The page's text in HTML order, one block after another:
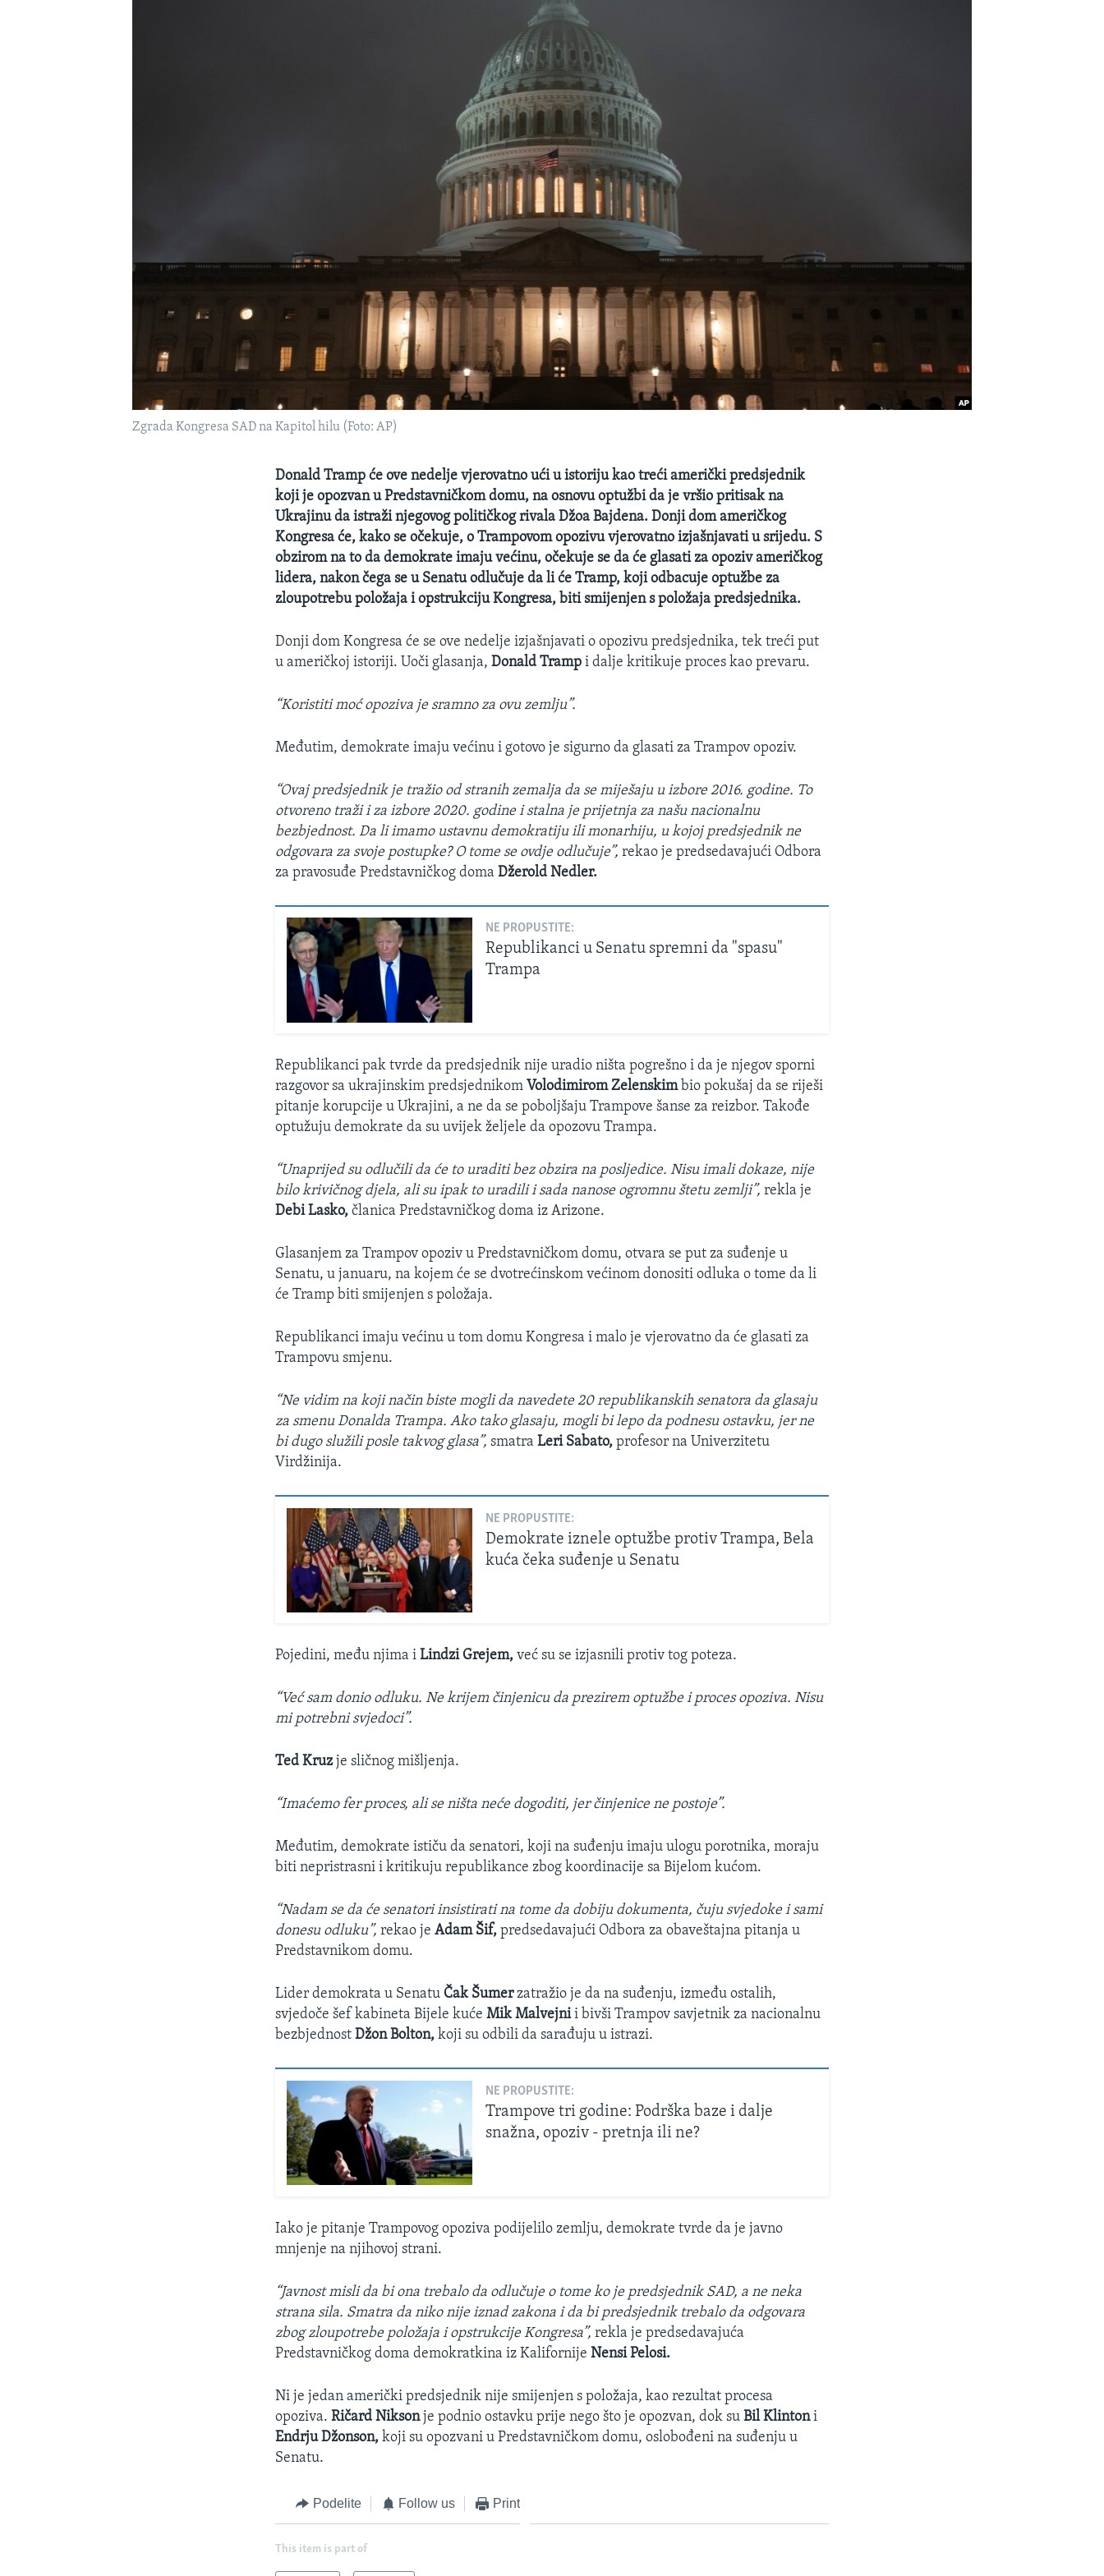
Zgrada Kongresa SAD na Kapitol hilu (Foto: AP)
Donald Tramp će ove nedelje vjerovatno ući u istoriju kao treći američki predsjednik
koji je opozvan u Predstavničkom domu, na osnovu optužbi da je vršio pritisak na
Ukrajinu da istraži njegovog političkog rivala Džoa Bajdena.Donji dom američkog
Kongresa će, kako se očekuje, o Trampovom opozivu vjerovatno izjašnjavati u srijedu. S
obzirom na to da demokrate imaju većinu, očekuje se da će glasati za opoziv američkog
lidera, nakon čega se u Senatu odlučuje da li će Tramp, koji odbacuje optužbe za
zloupotrebu položaja i opstrukciju Kongresa, biti smijenjen s položaja predsjednika.
Donji dom Kongresa će se ove nedelje izjašnjavati o opozivu predsjednika, tek treći put
u američkoj istoriji. Uoči glasanja,Donald Tramp i dalje kritikuje proces kao prevaru.
“Koristiti moć opoziva je sramno za ovu zemlju”.
Međutim, demokrate imaju većinu i gotovo je sigurno da glasati za Trampov opoziv.
“Ovaj predsjednik je tražio od stranih zemalja da se miješaju u izbore 2016. godine. To
otvoreno traži i za izbore 2020. godine i stalna je prijetnja za našu nacionalnu
bezbjednost. Da li imamo ustavnu demokratiju ili monarhiju, u kojoj predsjednik ne
odgovara za svoje postupke? O tome se ovdje odlučuje”, rekao je predsedavajući Odbora
za pravosuđe Predstavničkog doma ​Džerold Nedler.
NE PROPUSTITE:
Republikanci u Senatu spremni da "spasu"
Trampa
Republikanci pak tvrde da predsjednik nije uradio ništa pogrešno i da je njegov sporni
razgovor sa ukrajinskim predsjednikom Volodimirom Zelenskimbio pokušaj da se riješi
pitanje korupcije u Ukrajini, a ne da se poboljšaju Trampove šanse za reizbor. Takođe
optužuju demokrate da su uvijek željele da opozovu Trampa.
“Unaprijed su odlučili da će to uraditi bez obzira na posljedice. Nisu imali dokaze, nije
bilo krivičnog djela, ali su ipak to uradili i sada nanose ogromnu štetu zemlji”, rekla je ​
Debi Lasko,članica Predstavničkog doma iz Arizone.
Glasanjem za Trampov opoziv u Predstavničkom domu, otvara se put za suđenje u
Senatu, u januaru, na kojem će se dvotrećinskom većinom donositi odluka o tome da li
će Tramp biti smijenjen s položaja.
Republikanci imaju većinu u tom domu Kongresa i malo je vjerovatno da će glasati za
Trampovu smjenu.
“Ne vidim na koji način biste mogli da navedete 20 republikanskih senatora da glasaju
za smenu Donalda Trampa. Ako tako glasaju, mogli bi lepo da podnesu ostavku, jer ne
bi dugo služili posle takvog glasa”, smatra ​Leri Sabato, profesor na Univerzitetu
Virdžinija.
NE PROPUSTITE:
Demokrate iznele optužbe protiv Trampa, Bela
kuća čeka suđenje u Senatu
Pojedini, među njima iLindzi Grejem,već su se izjasnili protiv tog poteza.
“Već sam donio odluku. Ne krijem činjenicu da prezirem optužbe i proces opoziva. Nisu
mi potrebni svjedoci”.
Ted Kruzje sličnog mišljenja.
“Imaćemo fer proces, ali se ništa neće dogoditi, jer činjenice ne postoje”.
Međutim, demokrate ističu da senatori, koji na suđenju imaju ulogu porotnika, moraju
biti nepristrasni i kritikuju republikance zbog koordinacije sa Bijelom kućom.
“Nadam se da će senatori insistirati na tome da dobiju dokumenta, čuju svjedoke i sami
donesu odluku”, rekao je ​Adam Šif, predsedavajući Odbora za obaveštajna pitanja u
Predstavnikom domu.
Lider demokrata u Senatu Čak Šumerzatražio je da na suđenju, između ostalih,
svjedoče šef kabineta Bijele kućeMik Malvejnii bivši Trampov savjetnik za nacionalnu
bezbjednostDžon Bolton, koji su odbili da sarađuju u istrazi.
NE PROPUSTITE:
Trampove tri godine: Podrška baze i dalje
snažna, opoziv - pretnja ili ne?
Iako je pitanje Trampovog opoziva podijelilo zemlju, demokrate tvrde da je javno
mnjenje na njihovoj strani.
“Javnost misli da bi ona trebalo da odlučuje o tome ko je predsjednik SAD, a ne neka
strana sila. Smatra da niko nije iznad zakona i da bi predsjednik trebalo da odgovara
zbog zloupotrebe položaja i opstrukcije Kongresa”, ​rekla je predsedavajuća
Predstavničkog doma demokratkina iz KalifornijeNensi Pelosi.
Ni je jedan američki predsjednik nije smijenjen s položaja, kao rezultat procesa
opoziva.Ričard Niksonje podnio ostavku prije nego što je opozvan, dok suBil Klintoni
Endrju Džonson, koji su opozvani u Predstavničkom domu, oslobođeni na suđenju u
Senatu.
Podelite Follow us Print
This item is part of